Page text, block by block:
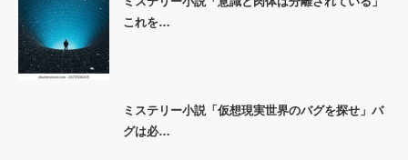
これを…
ミステリー小説「仮想現実世界のバグを探せ」バ
グは必…